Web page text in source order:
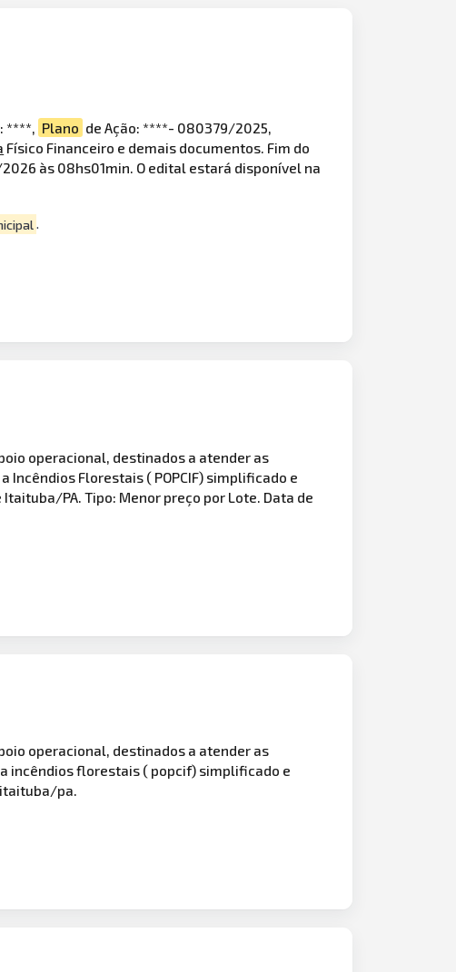
****, Plano de Ação: ****- 080379/2025,
Físico Financeiro e demais documentos. Fim do
às 08hs01min. O edital estará disponível na
.
operacional, destinados a atender as
Incêndios Florestais ( POPCIF) simplificado e
PA. Tipo: Menor preço por Lote. Data de
operacional, destinados a atender as
a incêndios florestais ( popcif) simplificado e
pa.